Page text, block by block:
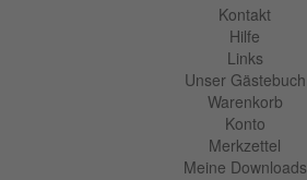
Kontakt
Hilfe
Links
Unser Gästebuch
Warenkorb
Konto
Merkzettel
Meine Downloads